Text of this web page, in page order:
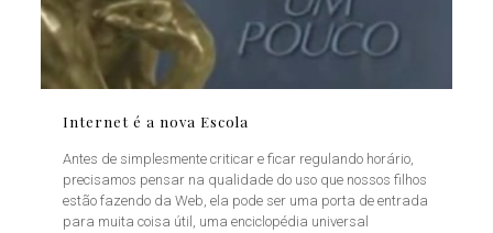
Internet é a nova Escola
Antes de simplesmente criticar e ficar regulando horário,
precisamos pensar na qualidade do uso que nossos filhos
estão fazendo da Web, ela pode ser uma porta de entrada
para muita coisa útil, uma enciclopédia universal